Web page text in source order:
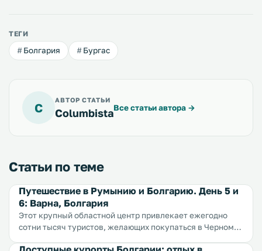
ТЕГИ
Болгария Бургас
C
АВТОР СТАТЬИ
ColumbistaВсе статьи автора →
Статьи по теме
Путешествие в Румынию и Болгарию. День 5 и
6: Варна, Болгария
Этот крупный областной центр привлекает ежегодно
сотни тысяч туристов, желающих покупаться в Черном